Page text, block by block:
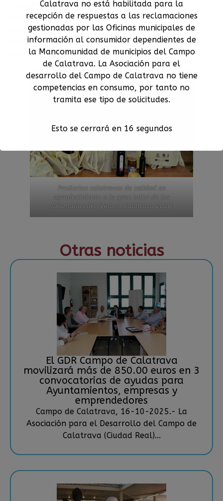
Además, se han encargado de entregar a los
asistentes material informativo. Sus atribuciones
han sido esenciales para que las más de 100
actividades culturales que preparó la asociación
para este verano se desarrollasen sin incidencias.
Productos calatravos de calidad en
agradecimiento a la gran labor de los
voluntarios del ‘Verano Calatrava 2020’
Otras noticias
El GDR Campo de Calatrava
movilizará más de 850.00 euros en 3
convocatorias de ayudas para
Ayuntamientos, empresas y
emprendedores
Campo de Calatrava, 16-10-2025.- La
Asociación para el Desarrollo del Campo de
Calatrava (Ciudad Real)...
Calatrava no está habilitada para la
recepción de respuestas a las reclamaciones
gestionadas por las Oficinas municipales de
información al consumidor dependientes de
la Mancomunidad de municipios del Campo
de Calatrava. La Asociación para el
desarrollo del Campo de Calatrava no tiene
competencias en consumo, por tanto no
tramita ese tipo de solicitudes.
Esto se cerrará en 15 segundos